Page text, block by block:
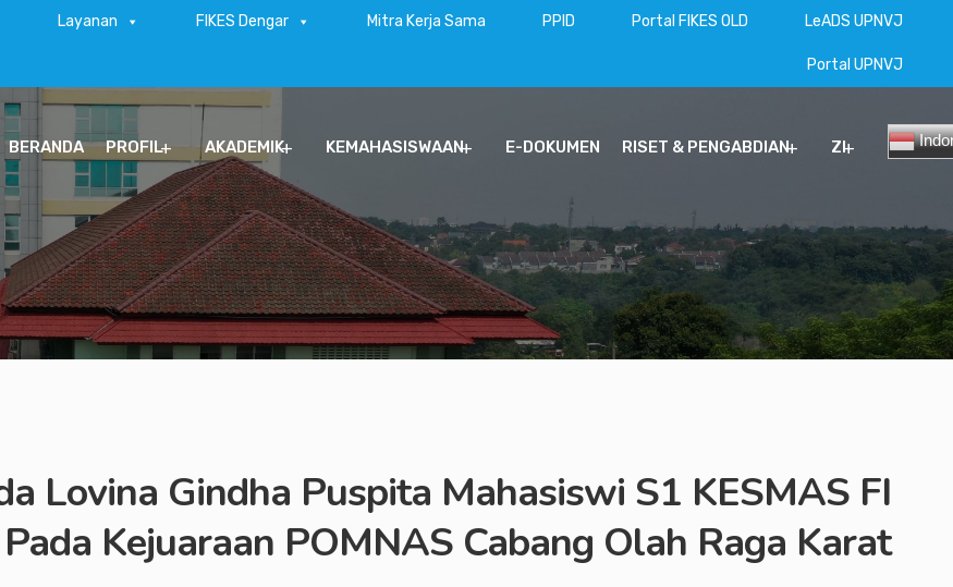
Layanan FIKES Dengar Mitra Kerja Sama PPID Portal FIKES OLD LeADS UPNVJ
Portal UPNVJ
BERANDA PROFIL AKADEMIK KEMAHASISWAAN E-DOKUMEN RISET & PENGABDIAN ZI
Lovina Gindha Puspita Mahasiswi S1 KESMAS FI
Kejuaraan POMNAS Cabang Olah Raga Karat